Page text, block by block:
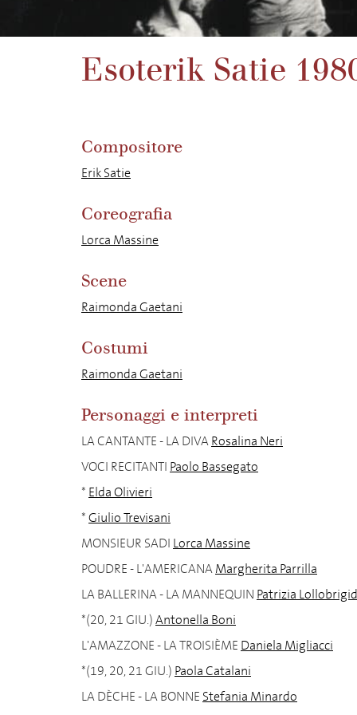
Esoterik Satie
Compositore
Erik Satie
Coreografia
Lorca Massine
Scene
Raimonda Gaetani
Costumi
Raimonda Gaetani
Personaggi e interpreti
LA CANTANTE - LA DIVARosalina Neri
VOCI RECITANTI Paolo Bassegato
* Elda Olivieri
*Giulio Trevisani
MONSIEUR SADI Lorca Massine
POUDRE - L'AMERICANAMargherita Parrilla
LA BALLERINA - LA MANNEQUIN Patrizia
*(20, 21 GIU.)Antonella Boni
L'AMAZZONE - LA TROISIÈME Daniela Migliacci
*(19, 20, 21 GIU.) Paola Catalani
LA DÈCHE - LA BONNE Stefania Minardo